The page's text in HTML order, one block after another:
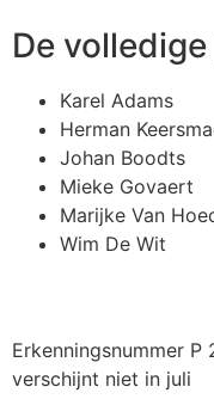
De
Karel Adams
Herman
Johan Boodts
Mieke Govaert
Marijke Van
Wim De Wit
Erkenningsnummer
verschijnt niet in juli